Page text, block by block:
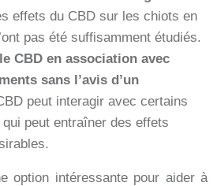
effets du CBD sur les chiots en
pas été suffisamment étudiés.
CBD en association avec
sans l’avis d’un
peut interagir avec certains
peut entraîner des effets
option intéressante pour aider à